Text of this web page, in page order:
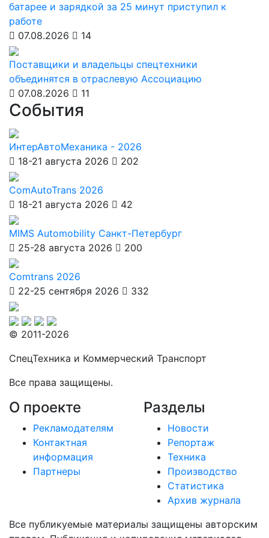
батарее и зарядкой за 25 минут приступил к
работе
07.08.2026
14
Поставщики и владельцы спецтехники
объединятся в отраслевую Ассоциацию
07.08.2026
11
События
ИнтерАвтоМеханика - 2026
18-21 августа 2026
202
ComAutoTrans 2026
18-21 августа 2026
42
MIMS Automobility Санкт-Петербург
25-28 августа 2026
200
Comtrans 2026
22-25 сентября 2026
332
© 2011-2026
СпецТехника и Коммерческий Транспорт
Все права защищены.
О проекте
Рекламодателям
Контактная
информация
Партнеры
Разделы
Новости
Репортаж
Техника
Производство
Статистика
Архив журнала
Все публикуемые материалы защищены авторским